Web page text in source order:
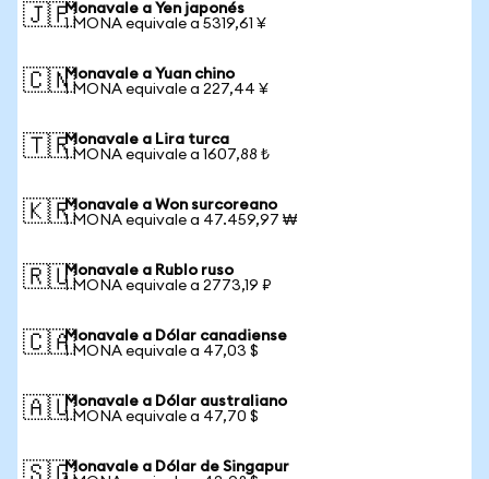
🇯🇵Monavale a Yen japonés
1 MONA equivale a 5319,61 ¥
🇨🇳Monavale a Yuan chino
1 MONA equivale a 227,44 ¥
🇹🇷Monavale a Lira turca
1 MONA equivale a 1607,88 ₺
🇰🇷Monavale a Won surcoreano
1 MONA equivale a 47.459,97 ₩
🇷🇺Monavale a Rublo ruso
1 MONA equivale a 2773,19 ₽
🇨🇦Monavale a Dólar canadiense
1 MONA equivale a 47,03 $
🇦🇺Monavale a Dólar australiano
1 MONA equivale a 47,70 $
Monavale a Dólar de Singapur